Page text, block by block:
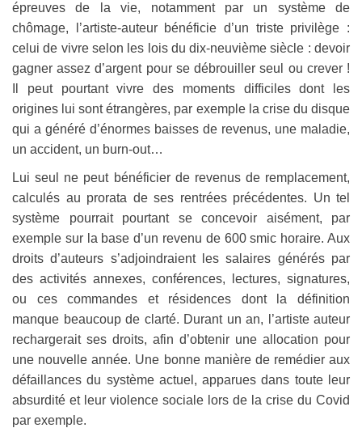
épreuves de la vie, notamment par un système de
chômage, l’artiste-auteur bénéficie d’un triste privilège :
celui de vivre selon les lois du dix-neuvième siècle : devoir
gagner assez d’argent pour se débrouiller seul ou crever !
Il peut pourtant vivre des moments difficiles dont les
origines lui sont étrangères, par exemple la crise du disque
qui a généré d’énormes baisses de revenus, une maladie,
un accident, un burn-out…
Lui seul ne peut bénéficier de revenus de remplacement,
calculés au prorata de ses rentrées précédentes. Un tel
système pourrait pourtant se concevoir aisément, par
exemple sur la base d’un revenu de 600 smic horaire. Aux
droits d’auteurs s’adjoindraient les salaires générés par
des activités annexes, conférences, lectures, signatures,
ou ces commandes et résidences dont la définition
manque beaucoup de clarté. Durant un an, l’artiste auteur
rechargerait ses droits, afin d’obtenir une allocation pour
une nouvelle année. Une bonne manière de remédier aux
défaillances du système actuel, apparues dans toute leur
absurdité et leur violence sociale lors de la crise du Covid
par exemple.